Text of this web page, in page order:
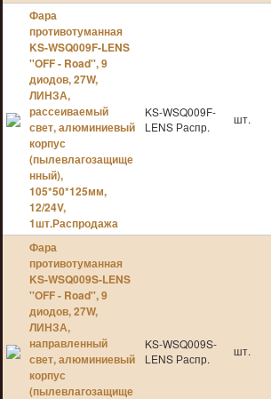
Фара
противотуманная
KS-WSQ009F-LENS
''OFF - Road'', 9
диодов, 27W,
ЛИНЗА,
рассеиваемый
свет, алюминиевый
корпус
(пылевлагозащище
нный),
105*50*125мм,
12/24V,
1шт.Распродажа
KS-WSQ009F-
LENS Распр.
шт.
Фара
противотуманная
KS-WSQ009S-LENS
''OFF - Road'', 9
диодов, 27W,
ЛИНЗА,
направленный
свет, алюминиевый
корпус
(пылевлагозащище
KS-WSQ009S-
LENS Распр.
шт.